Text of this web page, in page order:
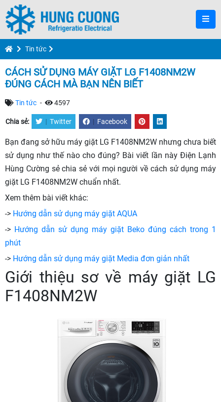
Tin tức
CÁCH SỬ DỤNG MÁY GIẶT LG F1408NM2W
ĐÚNG CÁCH MÀ BẠN NÊN BIẾT
Tin tức - 4597
Chia sẻ: | Twitter | Facebook
Bạn đang sở hữu máy giặt LG F1408NM2W nhưng chưa biết
sử dụng như thế nào cho đúng? Bài viết lần này Điện Lạnh
Hùng Cường sẻ chia sẻ với mọi người về cách sử dụng máy
giặt LG F1408NM2W chuẩn nhất.
Xem thêm bài viết khác:
-> Hướng dẫn sử dụng máy giặt AQUA
-> Hướng dẫn sử dụng máy giặt Beko đúng cách trong 1
phút
-> Hướng dẫn sử dụng máy giặt Media đơn giản nhất
Giới thiệu sơ về máy giặt LG
F1408NM2W